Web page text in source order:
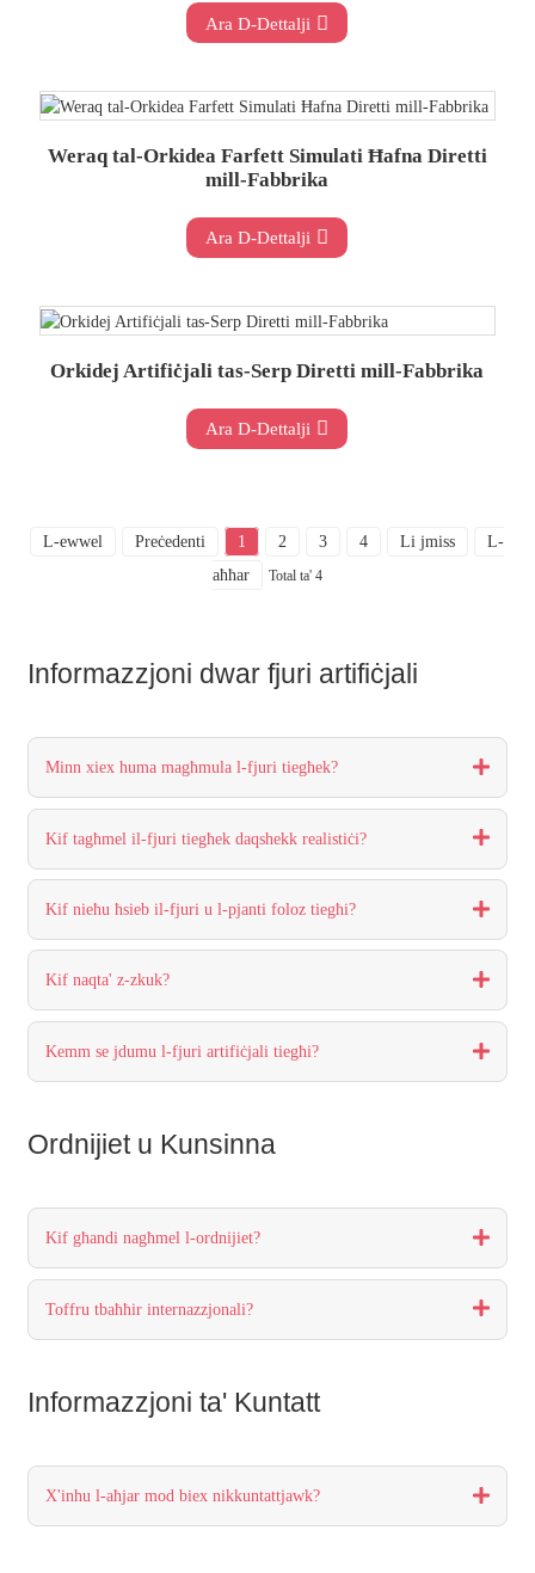
Ara D-Dettalji
Weraq tal-Orkidea Farfett Simulati Ħafna Diretti
mill-Fabbrika
Ara D-Dettalji
Orkidej Artifiċjali tas-Serp Diretti mill-Fabbrika
Ara D-Dettalji
L-ewwel Preċedenti 1 2 3 4 Li jmiss
L-
aħħar
Total ta' 4
Informazzjoni dwar fjuri artifiċjali
Minn xiex huma magħmula l-fjuri tiegħek?
Kif tagħmel il-fjuri tiegħek daqshekk realistiċi?
Kif nieħu ħsieb il-fjuri u l-pjanti foloz tiegħi?
Kif naqta' z-zkuk?
Kemm se jdumu l-fjuri artifiċjali tiegħi?
Ordnijiet u Kunsinna
Kif għandi nagħmel l-ordnijiet?
Toffru tbaħħir internazzjonali?
Informazzjoni ta' Kuntatt
X'inhu l-aħjar mod biex nikkuntattjawk?